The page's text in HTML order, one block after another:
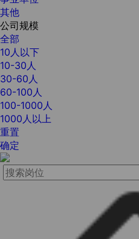
其他
公司规模
全部
10人以下
10-30人
30-60人
60-100人
100-1000人
1000人以上
重置
确定